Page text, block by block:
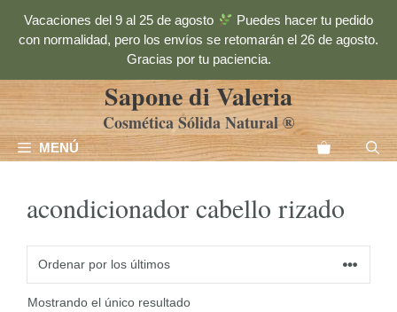
contenido
Vacaciones del 9 al 25 de agosto
Puedes hacer tu pedido
con normalidad, pero los envíos se retomarán el 26 de agosto.
Gracias por tu paciencia.
Sapone di Valeria
Cosmética Sólida Natural ®
MENÚ
acondicionador cabello rizado
Mostrando el único resultado